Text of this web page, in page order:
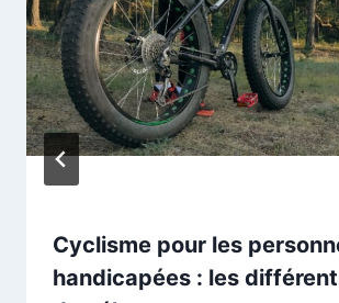
Cyclisme pour les
handicapées : les